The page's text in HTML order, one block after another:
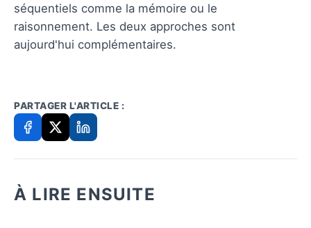
séquentiels comme la mémoire ou le
raisonnement. Les deux approches sont
aujourd'hui complémentaires.
PARTAGER L'ARTICLE :
À LIRE ENSUITE